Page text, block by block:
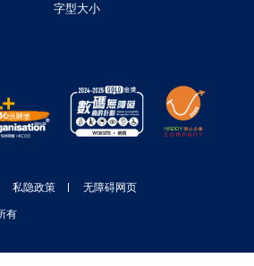
字型大小
私隐政策 无障碍网页
有